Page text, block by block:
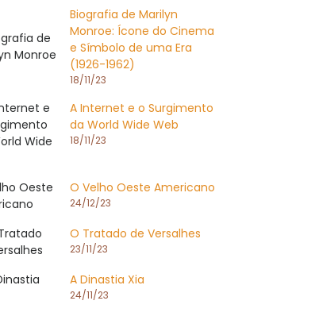
Biografia de Marilyn
Monroe: Ícone do Cinema
e Símbolo de uma Era
(1926-1962)
18/11/23
A Internet e o Surgimento
da World Wide Web
18/11/23
O Velho Oeste Americano
24/12/23
O Tratado de Versalhes
23/11/23
A Dinastia Xia
24/11/23